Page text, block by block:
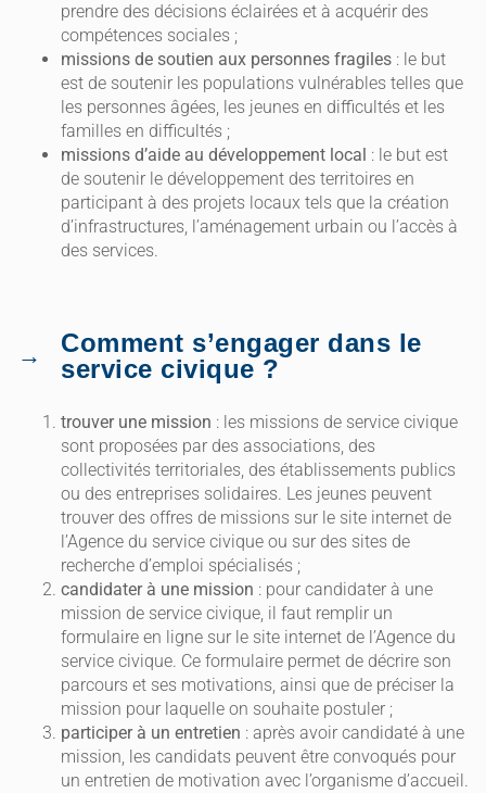
prendre des décisions éclairées et à acquérir des
compétences sociales ;
missions de soutien aux personnes fragiles : le but
est de soutenir les populations vulnérables telles que
les personnes âgées, les jeunes en difficultés et les
familles en difficultés ;
missions d’aide au développement local : le but est
de soutenir le développement des territoires en
participant à des projets locaux tels que la création
d’infrastructures, l’aménagement urbain ou l’accès à
des services.
Comment s’engager dans le
service civique ?
trouver une mission : les missions de service civique
sont proposées par des associations, des
collectivités territoriales, des établissements publics
ou des entreprises solidaires. Les jeunes peuvent
trouver des offres de missions sur le site internet de
l’Agence du service civique ou sur des sites de
recherche d’emploi spécialisés ;
candidater à une mission : pour candidater à une
mission de service civique, il faut remplir un
formulaire en ligne sur le site internet de l’Agence du
service civique. Ce formulaire permet de décrire son
parcours et ses motivations, ainsi que de préciser la
mission pour laquelle on souhaite postuler ;
participer à un entretien : après avoir candidaté à une
mission, les candidats peuvent être convoqués pour
un entretien de motivation avec l’organisme d’accueil.